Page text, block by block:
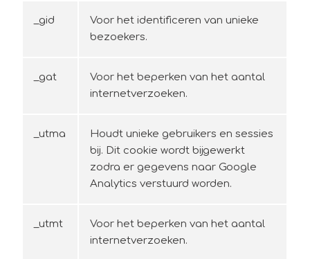
_gid
Voor het identificeren van unieke
bezoekers.
_gat
Voor het beperken van het aantal
internetverzoeken.
_utma
Houdt unieke gebruikers en sessies
bij. Dit cookie wordt bijgewerkt
zodra er gegevens naar Google
Analytics verstuurd worden.
_utmt
Voor het beperken van het aantal
internetverzoeken.